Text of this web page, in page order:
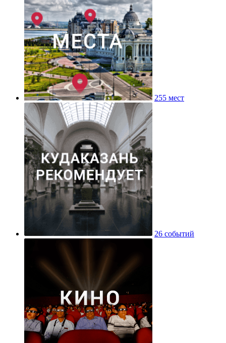
255 мест
26 событий